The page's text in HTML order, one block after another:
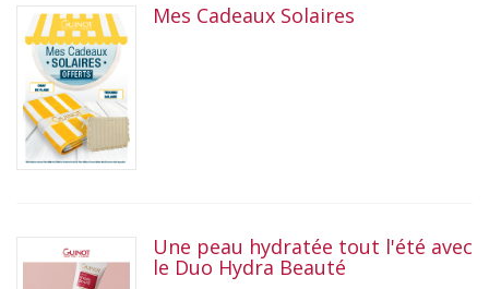
Mes Cadeaux Solaires
Une peau hydratée tout l'été avec
le Duo Hydra Beauté